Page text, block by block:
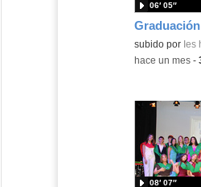
subido por Ies
06′ 05″
-hace un mes-
08′ 07″